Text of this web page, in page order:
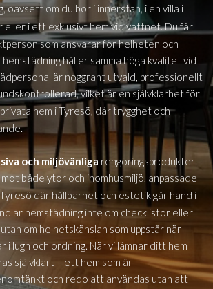
oavsett om du bor i innerstan, i en villa i
i ett exklusivt hem vid vattnet. Du får
som ansvarar för helheten och
håller samma höga kvalitet vid
är noggrant utvald, professionellt
vilket är en självklarhet för
hem iTyresö,där trygghet och
och miljövänliga rengöringsprodukter
mot både ytor och inomhusmiljö, anpassade
där hållbarhet och estetik går hand i
hemstädning inte om checklistor eller
om helhetskänslan som uppstår när
i lugn och ordning. När vi lämnar ditt hem
självklart – ett hem som är
och redo att användas utan att